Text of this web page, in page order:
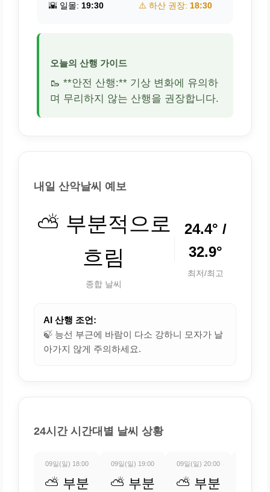
🌇 일몰: 19:30 ⚠️ 하산 권장: 18:30
오늘의 산행 가이드
🥾 **안전 산행:** 기상 변화에 유의하
며 무리하지 않는 산행을 권장합니다.
내일 산악날씨 예보
⛅ 부분적으로
흐림
종합 날씨
24.4° /
32.9°
최저/최고
AI 산행 조언:
🍃 능선 부근에 바람이 다소 강하니 모자가 날
아가지 않게 주의하세요.
24시간 시간대별 날씨 상황
09일(일) 18:00
⛅ 부분
09일(일) 19:00
⛅ 부분
09일(일) 20:00
⛅ 부분